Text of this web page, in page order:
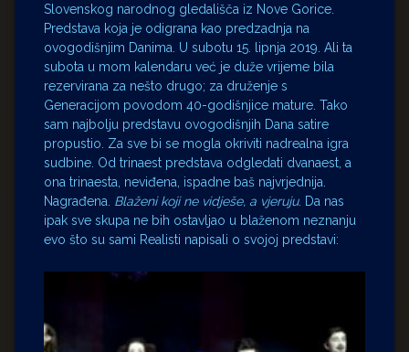
Slovenskog narodnog gledališča iz Nove Gorice.
Predstava koja je odigrana kao predzadnja na
ovogodišnjim Danima. U subotu 15. lipnja 2019. Ali ta
subota u mom kalendaru već je duže vrijeme bila
rezervirana za nešto drugo; za druženje s
Generacijom povodom 40-godišnjice mature. Tako
sam najbolju predstavu ovogodišnjih Dana satire
propustio. Za sve bi se mogla okriviti nadrealna igra
sudbine. Od trinaest predstava odgledati dvanaest, a
ona trinaesta, neviđena, ispadne baš najvrjednija.
Nagrađena. Blaženi koji ne vidješe, a vjeruju. Da nas
ipak sve skupa ne bih ostavljao u blaženom neznanju
evo što su sami Realisti napisali o svojoj predstavi: